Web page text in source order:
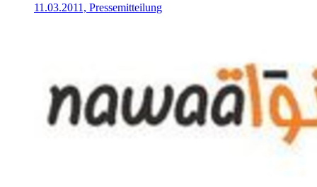
11.03.2011, Pressemitteilung